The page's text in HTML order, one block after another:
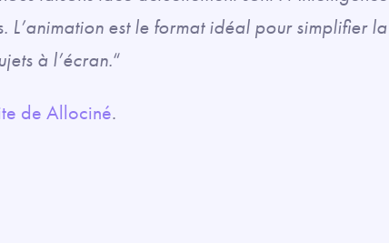
est le format idéal pour simplifier la
à l’écran.“
de Allociné.